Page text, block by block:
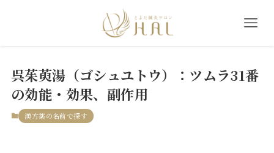
呉茱萸湯（ゴシュユトウ）：ツムラ31番
の効能・効果、副作用
漢方薬の名前で探す